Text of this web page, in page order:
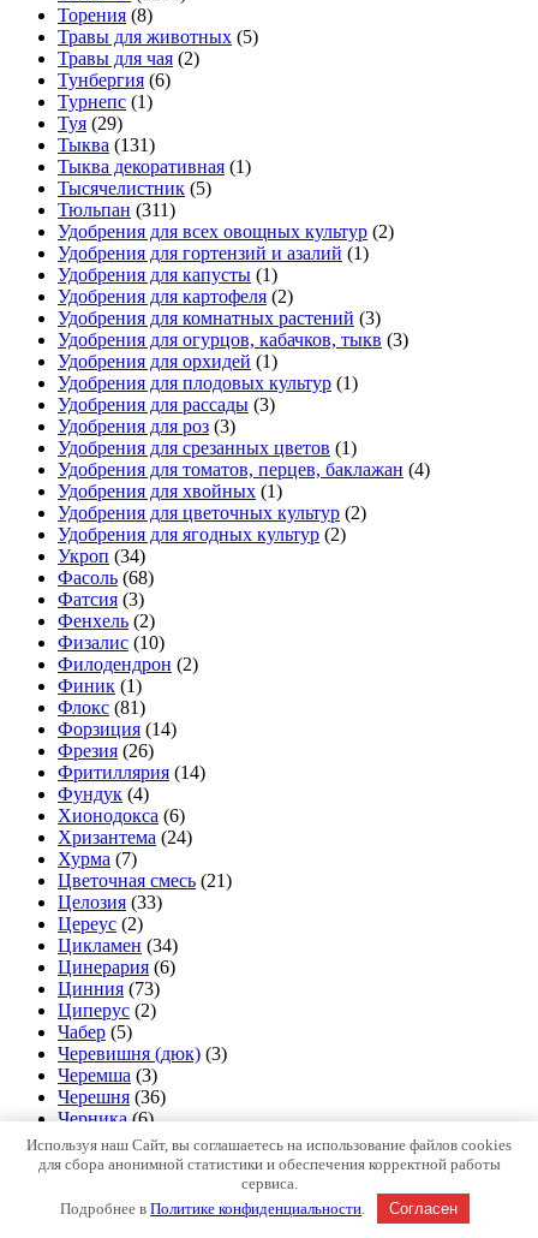
Торения (8)
Травы для животных (5)
Травы для чая (2)
Тунбергия (6)
Турнепс (1)
Туя (29)
Тыква (131)
Тыква декоративная (1)
Тысячелистник (5)
Тюльпан (311)
Удобрения для всех овощных культур (2)
Удобрения для гортензий и азалий (1)
Удобрения для капусты (1)
Удобрения для картофеля (2)
Удобрения для комнатных растений (3)
Удобрения для огурцов, кабачков, тыкв (3)
Удобрения для орхидей (1)
Удобрения для плодовых культур (1)
Удобрения для рассады (3)
Удобрения для роз (3)
Удобрения для срезанных цветов (1)
Удобрения для томатов, перцев, баклажан (4)
Удобрения для хвойных (1)
Удобрения для цветочных культур (2)
Удобрения для ягодных культур (2)
Укроп (34)
Фасоль (68)
Фатсия (3)
Фенхель (2)
Физалис (10)
Филодендрон (2)
Финик (1)
Флокс (81)
Форзиция (14)
Фрезия (26)
Фритиллярия (14)
Фундук (4)
Хионодокса (6)
Хризантема (24)
Хурма (7)
Цветочная смесь (21)
Целозия (33)
Цереус (2)
Цикламен (34)
Цинерария (6)
Цинния (73)
Циперус (2)
Чабер (5)
Черевишня (дюк) (3)
Черемша (3)
Черешня (36)
Черника (6)
Чеснок и Лук озимые (43)
Чубушник (5)
Шарафуга (2)
Используя наш Сайт, вы соглашаетесь на использование файлов cookies
для сбора анонимной статистики и обеспечения корректной работы
сервиса.
Подробнее вПолитике конфиденциальности Согласен